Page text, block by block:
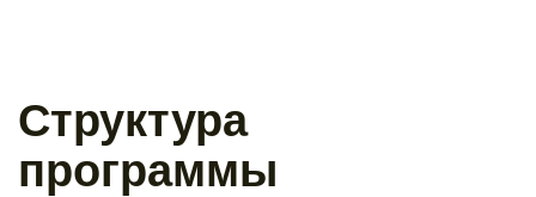
Структура
программы